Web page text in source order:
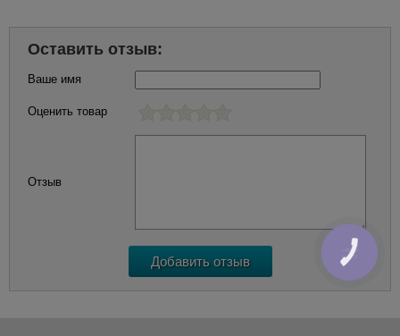
Оставить отзыв:
Ваше имя
Оценить товар
Отзыв
КНОПКА
ЗВ'ЯЗКУ